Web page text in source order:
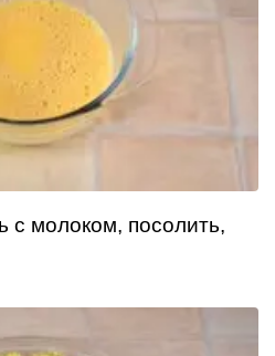
с молоком, посолить,